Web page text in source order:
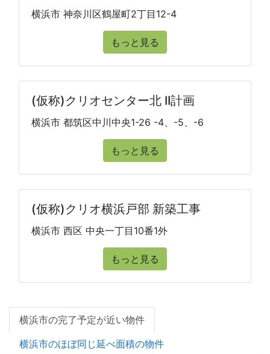
横浜市 神奈川区鶴屋町2丁目12-4
もっと見る
(仮称)クリオセンター北 II計画
横浜市 都筑区中川中央1-26 -4、-5、-6
もっと見る
(仮称)クリオ横浜戸部 新築工事
横浜市 西区 中央一丁目10番1外
もっと見る
横浜市の完了予定が近い物件
横浜市のほぼ同じ延べ面積の物件